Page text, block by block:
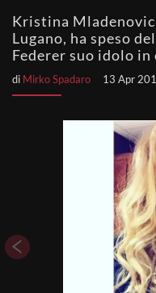
Kristina
Lugano, ha speso
Federer suo idolo in
di Mirko Spadaro 13 Apr